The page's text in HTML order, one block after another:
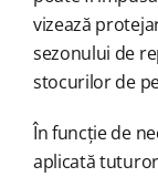
vizează
sezonului de
stocurilor de
În funcție de
aplicată